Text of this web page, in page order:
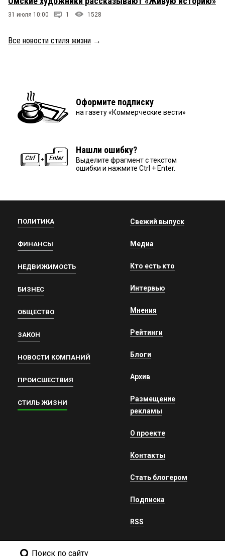
31 июля 10:00 1 1528
Все новости стиля жизни →
Оформите подписку
на газету «Коммерческие вести»
Нашли ошибку?
Выделите фрагмент с текстом
ошибки и нажмите Ctrl + Enter.
ПОЛИТИКА
ФИНАНСЫ
НЕДВИЖИМОСТЬ
БИЗНЕС
ОБЩЕСТВО
ЗАКОН
НОВОСТИ КОМПАНИЙ
ПРОИСШЕСТВИЯ
СТИЛЬ ЖИЗНИ
Свежий выпуск
Медиа
Кто есть кто
Интервью
Мнения
Рейтинги
Блоги
Архив
Размещение
рекламы
О проекте
Контакты
Стать блогером
Подписка
RSS
Поиск по сайту